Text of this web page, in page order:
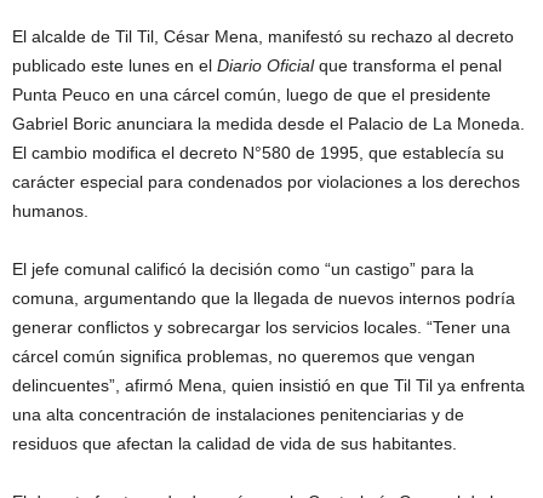
El alcalde de Til Til, César Mena, manifestó su rechazo al decreto
publicado este lunes en el Diario Oficialque transforma el penal
Punta Peuco en una cárcel común, luego de que el presidente
Gabriel Boric anunciara la medida desde el Palacio de La Moneda.
El cambio modifica el decreto N°580 de 1995, que establecía su
carácter especial para condenados por violaciones a los derechos
humanos.
El jefe comunal calificó la decisión como “un castigo” para la
comuna, argumentando que la llegada de nuevos internos podría
generar conflictos y sobrecargar los servicios locales. “Tener una
cárcel común significa problemas, no queremos que vengan
delincuentes”, afirmó Mena, quien insistió en que Til Til ya enfrenta
una alta concentración de instalaciones penitenciarias y de
residuos que afectan la calidad de vida de sus habitantes.